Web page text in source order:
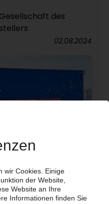
des
02.08.2024